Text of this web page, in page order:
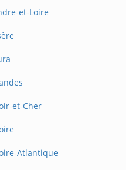
et-Loire
et-Cher
Atlantique